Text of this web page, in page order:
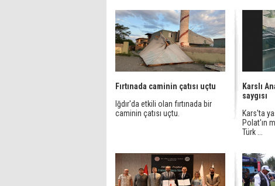
Fırtınada caminin çatısı uçtu
Iğdır'da etkili olan fırtınada bir
caminin çatısı uçtu.
Karslı
saygısı
Kars'ta
Polat'ın
Türk ...